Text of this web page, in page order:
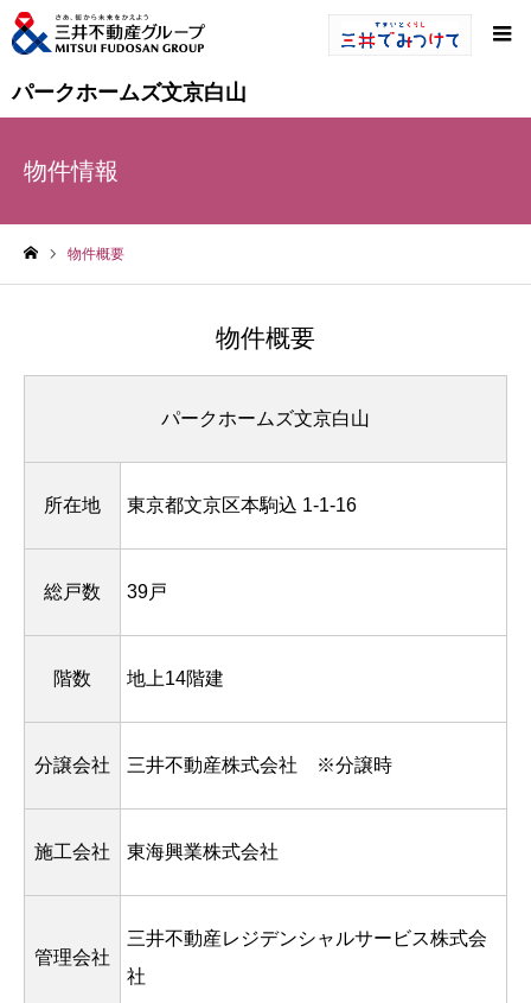
パークホームズ文京白山
物件情報
物件概要
物件概要
パークホームズ文京白山
所在地 東京都文京区本駒込 1-1-16
総戸数 39戸
階数 地上14階建
分譲会社 三井不動産株式会社 ※分譲時
施工会社 東海興業株式会社
管理会社
三井不動産レジデンシャルサービス株式会
社